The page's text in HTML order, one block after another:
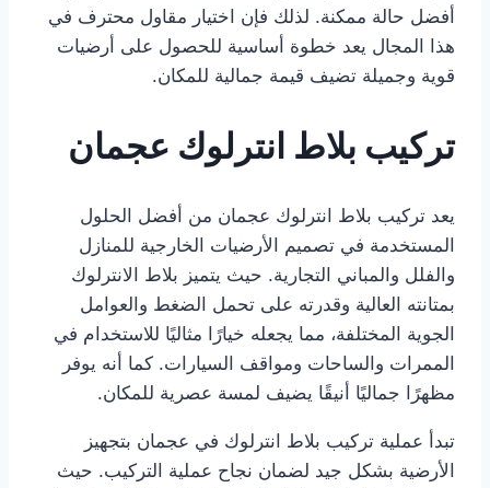
أفضل حالة ممكنة. لذلك فإن اختيار مقاول محترف في
هذا المجال يعد خطوة أساسية للحصول على أرضيات
قوية وجميلة تضيف قيمة جمالية للمكان.
تركيب بلاط انترلوك عجمان
يعد تركيب بلاط انترلوك عجمان من أفضل الحلول
المستخدمة في تصميم الأرضيات الخارجية للمنازل
والفلل والمباني التجارية. حيث يتميز بلاط الانترلوك
بمتانته العالية وقدرته على تحمل الضغط والعوامل
الجوية المختلفة، مما يجعله خيارًا مثاليًا للاستخدام في
الممرات والساحات ومواقف السيارات. كما أنه يوفر
مظهرًا جماليًا أنيقًا يضيف لمسة عصرية للمكان.
تبدأ عملية تركيب بلاط انترلوك في عجمان بتجهيز
الأرضية بشكل جيد لضمان نجاح عملية التركيب. حيث